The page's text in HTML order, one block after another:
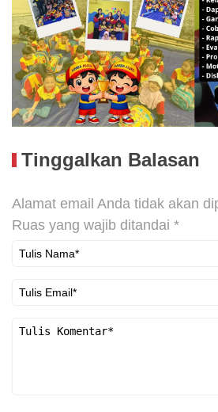
Tinggalkan Balasan
Alamat email Anda tidak akan
Ruas yang wajib ditandai *